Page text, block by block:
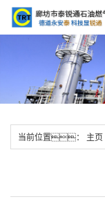
当前位置： 主页